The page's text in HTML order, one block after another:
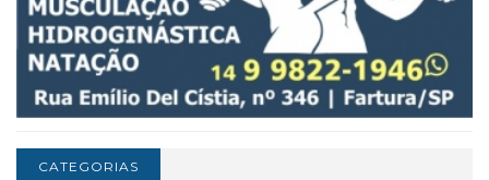
CATEGORIAS